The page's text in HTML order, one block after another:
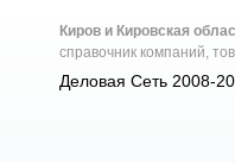
Киров и Кировская
справочник компаний,
Деловая Сеть 2008-